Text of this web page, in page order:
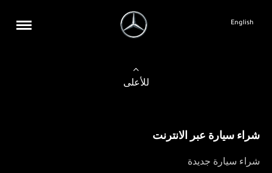
English
للأعلى
شراء سيارة عبر الانترنت
شراء سيارة جديدة